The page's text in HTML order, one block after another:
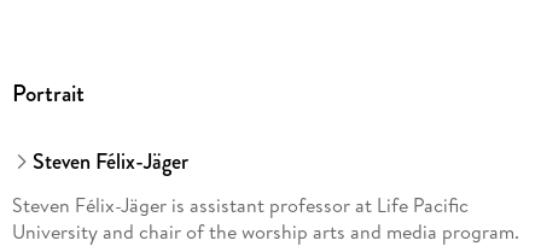
Portrait
Steven Félix-Jäger
Steven Félix-Jäger is assistant professor at Life Pacific
University and chair of the worship arts and media program.